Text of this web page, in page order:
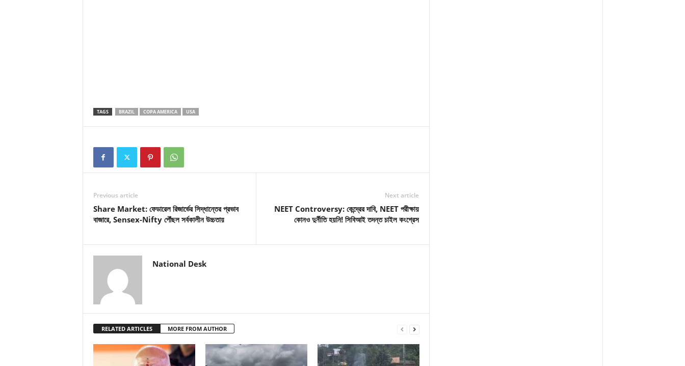
TAGS BRAZIL COPA AMERICA USA
Previous article
Share Market: ফেডারেল রিজার্ভের সিদ্ধান্তের প্রভাব
বাজারে, Sensex-Nifty পৌঁছল সর্বকালীন উচ্চতায়
Next article
NEET Controversy: কেন্দ্রের দাবি, NEET পরীক্ষায়
কোনও দুর্নীতি হয়নি! সিবিআই তদন্ত চাইল কংগ্রেস
National Desk
RELATED ARTICLES MORE FROM AUTHOR